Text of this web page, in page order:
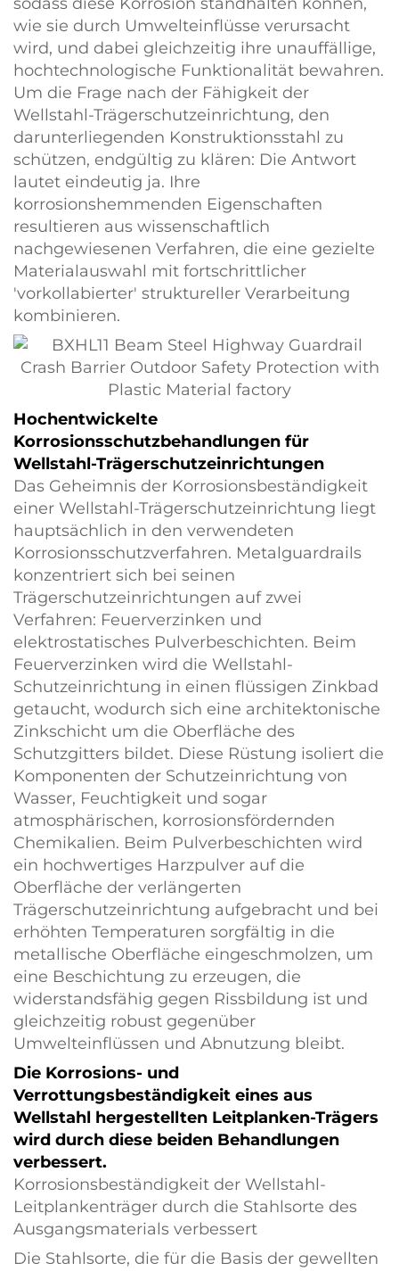
wie sie durch Umwelteinflüsse verursacht
wird, und dabei gleichzeitig ihre unauffällige,
hochtechnologische Funktionalität bewahren.
Um die Frage nach der Fähigkeit der
Wellstahl-Trägerschutzeinrichtung, den
darunterliegenden Konstruktionsstahl zu
schützen, endgültig zu klären: Die Antwort
lautet eindeutig ja. Ihre
korrosionshemmenden Eigenschaften
resultieren aus wissenschaftlich
nachgewiesenen Verfahren, die eine gezielte
Materialauswahl mit fortschrittlicher
'vorkollabierter' struktureller Verarbeitung
kombinieren.
Hochentwickelte
Korrosionsschutzbehandlungen für
Wellstahl-Trägerschutzeinrichtungen
Das Geheimnis der Korrosionsbeständigkeit
einer Wellstahl-Trägerschutzeinrichtung liegt
hauptsächlich in den verwendeten
Korrosionsschutzverfahren. Metalguardrails
konzentriert sich bei seinen
Trägerschutzeinrichtungen auf zwei
Verfahren: Feuerverzinken und
elektrostatisches Pulverbeschichten. Beim
Feuerverzinken wird die Wellstahl-
Schutzeinrichtung in einen flüssigen Zinkbad
getaucht, wodurch sich eine architektonische
Zinkschicht um die Oberfläche des
Schutzgitters bildet. Diese Rüstung isoliert die
Komponenten der Schutzeinrichtung von
Wasser, Feuchtigkeit und sogar
atmosphärischen, korrosionsfördernden
Chemikalien. Beim Pulverbeschichten wird
ein hochwertiges Harzpulver auf die
Oberfläche der verlängerten
Trägerschutzeinrichtung aufgebracht und bei
erhöhten Temperaturen sorgfältig in die
metallische Oberfläche eingeschmolzen, um
eine Beschichtung zu erzeugen, die
widerstandsfähig gegen Rissbildung ist und
gleichzeitig robust gegenüber
Umwelteinflüssen und Abnutzung bleibt.
Die Korrosions- und
Verrottungsbeständigkeit eines aus
Wellstahl hergestellten Leitplanken-Trägers
wird durch diese beiden Behandlungen
verbessert.
Korrosionsbeständigkeit der Wellstahl-
Leitplankenträger durch die Stahlsorte des
Ausgangsmaterials verbessert
Die Stahlsorte, die für die Basis der gewellten